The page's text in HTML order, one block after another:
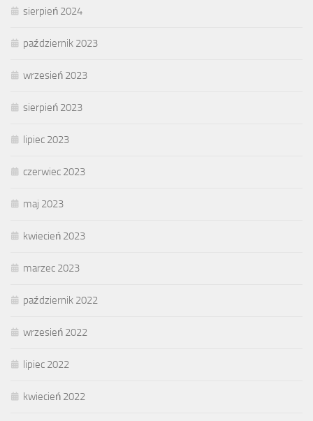
sierpień 2024
październik 2023
wrzesień 2023
sierpień 2023
lipiec 2023
czerwiec 2023
maj 2023
kwiecień 2023
marzec 2023
październik 2022
wrzesień 2022
lipiec 2022
kwiecień 2022